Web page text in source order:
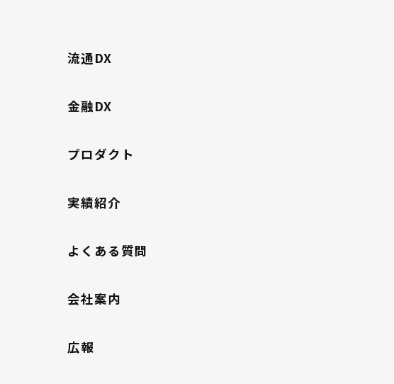
流通DX
金融DX
プロダクト
実績紹介
よくある質問
会社案内
広報